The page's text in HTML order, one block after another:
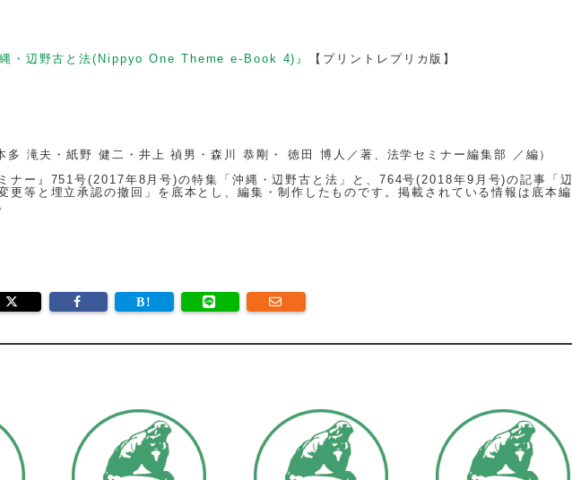
縄・辺野古と法(Nippyo One Theme e-Book 4)』 【プリントレプリカ版】
多 滝夫・紙野 健二・井上 禎男・森川 恭剛・ 徳田 博人／著、法学セミナー編集部 ／編）
ナー』751号(2017年8月号)の特集「沖縄・辺野古と法」と、764号(2018年9月号)の記事「辺
更等と埋立承認の撤回」を底本とし、編集・制作したものです。掲載されている情報は底本編